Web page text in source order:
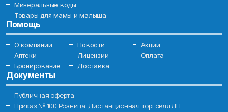
Минеральные воды
Товары для мамы и малыша
Помощь
О компании Новости
Акции
Аптеки
Лицензии
Оплата
Бронирование
Доставка
Документы
Публичная оферта
Приказ № 100 Розница. Дистанционная торговля ЛП